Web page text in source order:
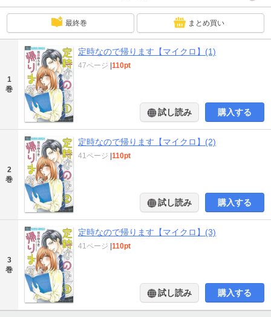
最終巻 まとめ買い
1
巻
定時なので帰ります【マイクロ】(1)
47ページ |110pt
試し読み 購入する
2
巻
定時なので帰ります【マイクロ】(2)
41ページ |110pt
試し読み 購入する
3
巻
定時なので帰ります【マイクロ】(3)
41ページ |110pt
試し読み 購入する